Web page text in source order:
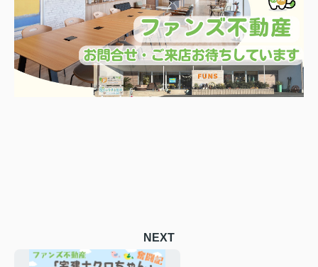
NEXT